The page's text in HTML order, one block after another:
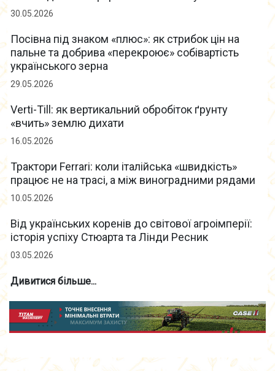
30.05.2026
Посівна під знаком «плюс»: як стрибок цін на
пальне та добрива «перекроює» собівартість
українського зерна
29.05.2026
Verti-Till: як вертикальний обробіток ґрунту
«вчить» землю дихати
16.05.2026
Трактори Ferrari: коли італійська «швидкість»
працює не на трасі, а між виноградними рядами
10.05.2026
Від українських коренів до світової агроімперії:
історія успіху Стюарта та Лінди Ресник
03.05.2026
Дивитися більше...